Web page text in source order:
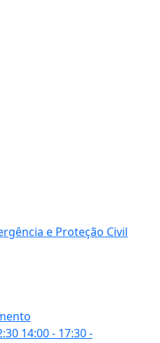
e Proteção Civil
14:00 - 17:30-